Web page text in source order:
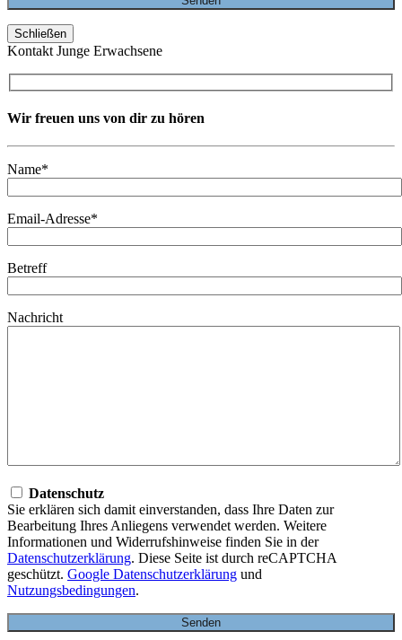
Schließen
Kontakt Junge Erwachsene
Wir freuen uns von dir zu hören
Name*
Email-Adresse*
Betreff
Nachricht
Datenschutz
Sie erklären sich damit einverstanden, dass Ihre Daten zur
Bearbeitung Ihres Anliegens verwendet werden. Weitere
Informationen und Widerrufshinweise finden Sie in der
Datenschutzerklärung. Diese Seite ist durch reCAPTCHA
geschützt. Google Datenschutzerklärung und
Nutzungsbedingungen.